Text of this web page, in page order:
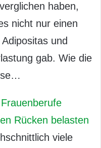
haben,
nicht nur einen
und
gab. Wie die
Rücken belasten
viele